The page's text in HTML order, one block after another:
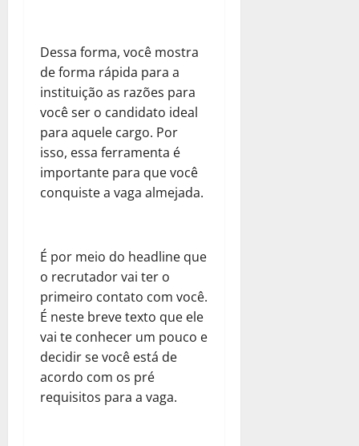
Dessa forma, você mostra
de forma rápida para a
instituição as razões para
você ser o candidato ideal
para aquele cargo. Por
isso, essa ferramenta é
importante para que você
conquiste a vaga almejada.
É por meio do headline que
o recrutador vai ter o
primeiro contato com você.
É neste breve texto que ele
vai te conhecer um pouco e
decidir se você está de
acordo com os pré
requisitos para a vaga.